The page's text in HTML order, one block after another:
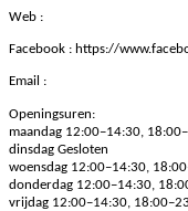
Web :
Facebook : https://
Email :
Openingsuren:
maandag 12:00–14:30,
dinsdag Gesloten
woensdag 12:00–14:30,
donderdag 12:00–14:30,
vrijdag 12:00–14:30,